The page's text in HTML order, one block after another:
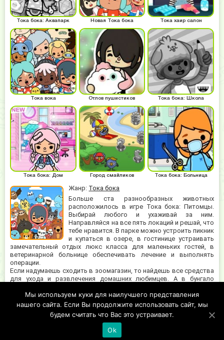
Жанр: Тока бока
Больше ста разнообразных животных
расположилось в игре Тока бока: Питомцы.
Выбирай любого и ухаживай за ним.
Направляйся на все пять локаций и решай, что
тебе нравится. В парке можно устроить пикник
и купаться в озере, в гостинице устраивать
замечательный отдых люкс класса для маленьких гостей, в
ветеринарной больнице обеспечивать лечение и выполнять
операции.
Если надумаешь сходить в зоомагазин, то найдешь все средства
для ухода и развлечения домашних любимцев. А в бунгало
плескаться в ванне и наслаждаться общению с миром фауны.
Проводи время с пользой для себя и своих друзей. Сделать
жизнь пушистиков приятной получится у всех без исключения.
Тока бока: Аквапарк Новая Тока бока Тока хаир салон
Тока вока Отлов пушистиков Тока бока: Школа
Тока бока: Дом Город смайликов Тока бока: Больница
Мы используем куки для наилучшего представления
нашего сайта. Если Вы продолжите использовать сайт, мы
будем считать что Вас это устраивает.
Ok